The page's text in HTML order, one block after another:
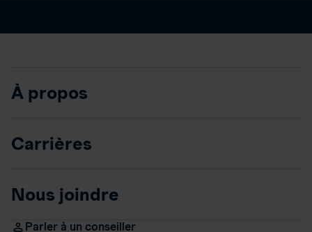
À propos
Carrières
Nous joindre
Parler à un conseiller